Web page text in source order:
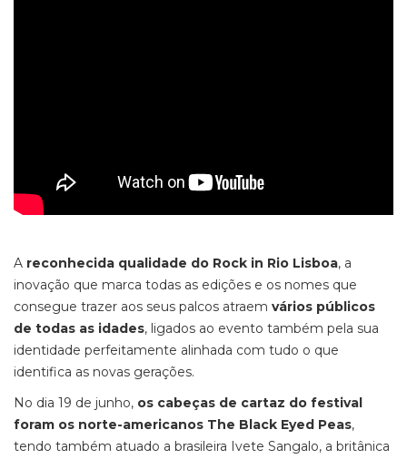
A reconhecida qualidade do Rock in Rio Lisboa, a
inovação que marca todas as edições e os nomes que
consegue trazer aos seus palcos atraem vários públicos
de todas as idades, ligados ao evento também pela sua
identidade perfeitamente alinhada com tudo o que
identifica as novas gerações.
No dia 19 de junho, os cabeças de cartaz do festival
foram os norte-americanos The Black Eyed Peas,
tendo também atuado a brasileira Ivete Sangalo, a britânica